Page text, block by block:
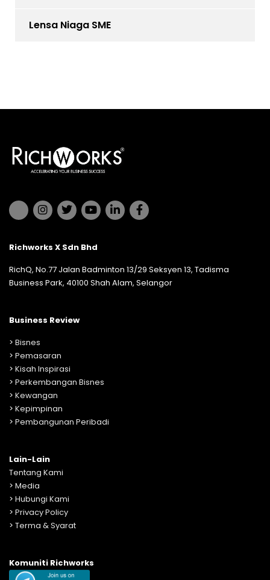
Lensa Niaga SME
Richworks X Sdn Bhd
RichQ, No.77 Jalan Badminton 13/29 Seksyen 13, Tadisma
Business Park, 40100 Shah Alam, Selangor
Business Review
> Bisnes
> Pemasaran
> Kisah Inspirasi
> Perkembangan Bisnes
> Kewangan
> Kepimpinan
> Pembangunan Peribadi
Lain-Lain
Tentang Kami
> Media
> Hubungi Kami
> Privacy Policy
> Terma & Syarat
Komuniti Richworks